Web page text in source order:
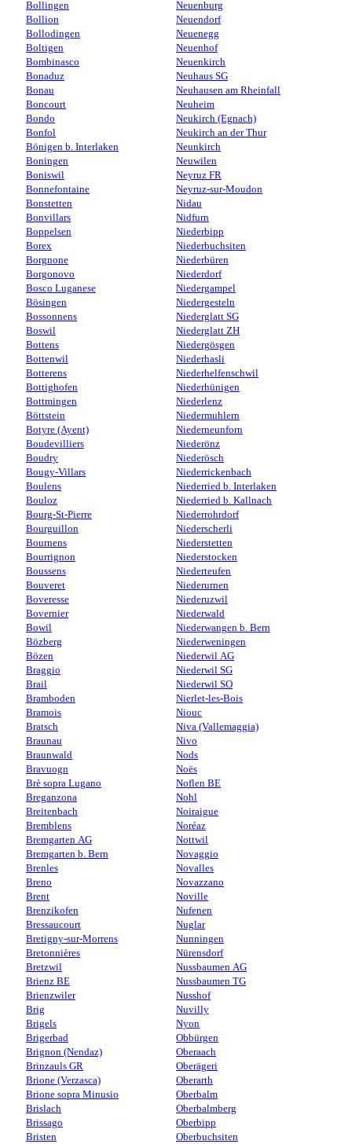
Bollingen
Bollion
Bollodingen
Boltigen
Bombinasco
Bonaduz
Bonau
Boncourt
Bondo
Bonfol
Bönigen b. Interlaken
Boningen
Boniswil
Bonnefontaine
Bonstetten
Bonvillars
Boppelsen
Borex
Borgnone
Borgonovo
Bosco Luganese
Bösingen
Bossonnens
Boswil
Bottens
Bottenwil
Botterens
Bottighofen
Bottmingen
Böttstein
Botyre (Ayent)
Boudevilliers
Boudry
Bougy-Villars
Boulens
Bouloz
Bourg-St-Pierre
Bourguillon
Bournens
Bourrignon
Boussens
Bouveret
Boveresse
Bovernier
Bowil
Bözberg
Bözen
Braggio
Brail
Bramboden
Bramois
Bratsch
Braunau
Braunwald
Bravuogn
Brè sopra Lugano
Breganzona
Breitenbach
Bremblens
Bremgarten AG
Bremgarten b. Bern
Brenles
Breno
Brent
Brenzikofen
Bressaucourt
Bretigny-sur-Morrens
Bretonnières
Bretzwil
Brienz BE
Brienzwiler
Brig
Brigels
Brigerbad
Brignon (Nendaz)
Brinzauls GR
Brione (Verzasca)
Brione sopra Minusio
Brislach
Brissago
Bristen
Neuenburg
Neuendorf
Neuenegg
Neuenhof
Neuenkirch
Neuhaus SG
Neuhausen am Rheinfall
Neuheim
Neukirch (Egnach)
Neukirch an der Thur
Neunkirch
Neuwilen
Neyruz FR
Neyruz-sur-Moudon
Nidau
Nidfurn
Niederbipp
Niederbuchsiten
Niederbüren
Niederdorf
Niedergampel
Niedergesteln
Niederglatt SG
Niederglatt ZH
Niedergösgen
Niederhasli
Niederhelfenschwil
Niederhünigen
Niederlenz
Niedermuhlern
Niederneunforn
Niederönz
Niederösch
Niederrickenbach
Niederried b. Interlaken
Niederried b. Kallnach
Niederrohrdorf
Niederscherli
Niederstetten
Niederstocken
Niederteufen
Niederurnen
Niederuzwil
Niederwald
Niederwangen b. Bern
Niederweningen
Niederwil AG
Niederwil SG
Niederwil SO
Nierlet-les-Bois
Niouc
Niva (Vallemaggia)
Nivo
Nods
Noës
Noflen BE
Nohl
Noiraigue
Noréaz
Nottwil
Novaggio
Novalles
Novazzano
Noville
Nufenen
Nuglar
Nunningen
Nürensdorf
Nussbaumen AG
Nussbaumen TG
Nusshof
Nuvilly
Nyon
Obbürgen
Oberaach
Oberägeri
Oberarth
Oberbalm
Oberbalmberg
Oberbipp
Oberbuchsiten